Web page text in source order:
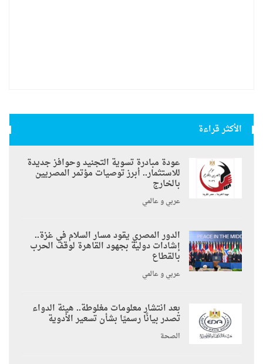
الأكثر قراءة
عودة مبادرة تسوية التجنيد وحوافز جديدة
للاستثمار.. أبرز توصيات مؤتمر المصريين
بالخارج
عربي و عالمي
الدور المصري يقود مسار السلام في غزة..
إشادات دولية بجهود القاهرة لوقف الحرب
بالقطاع
عربي و عالمي
بعد انتشار معلومات مغلوطة.. هيئة الدواء
تصدر بيانًا رسميًا بشأن تسعير الأدوية
الصحة